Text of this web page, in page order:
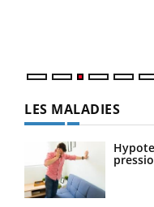
LES MALADIES